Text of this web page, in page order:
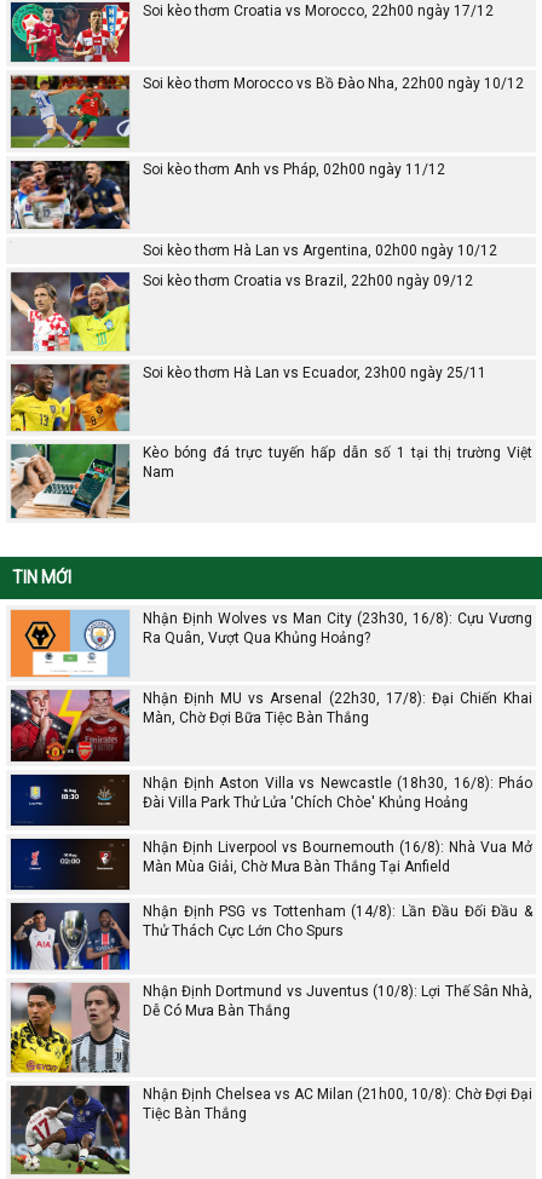
Soi kèo thơm Croatia vs Morocco, 22h00 ngày 17/12
Soi kèo thơm Morocco vs Bồ Đào Nha, 22h00 ngày 10/12
Soi kèo thơm Anh vs Pháp, 02h00 ngày 11/12
Soi kèo thơm Hà Lan vs Argentina, 02h00 ngày 10/12
Soi kèo thơm Croatia vs Brazil, 22h00 ngày 09/12
Soi kèo thơm Hà Lan vs Ecuador, 23h00 ngày 25/11
Kèo bóng đá trực tuyến hấp dẫn số 1 tại thị trường Việt
Nam
TIN MỚI
Nhận Định Wolves vs Man City (23h30, 16/8): Cựu Vương
Ra Quân, Vượt Qua Khủng Hoảng?
Nhận Định MU vs Arsenal (22h30, 17/8): Đại Chiến Khai
Màn, Chờ Đợi Bữa Tiệc Bàn Thắng
Nhận Định Aston Villa vs Newcastle (18h30, 16/8): Pháo
Đài Villa Park Thử Lửa 'Chích Chòe' Khủng Hoảng
Nhận Định Liverpool vs Bournemouth (16/8): Nhà Vua Mở
Màn Mùa Giải, Chờ Mưa Bàn Thắng Tại Anfield
Nhận Định PSG vs Tottenham (14/8): Lần Đầu Đối Đầu &
Thử Thách Cực Lớn Cho Spurs
Nhận Định Dortmund vs Juventus (10/8): Lợi Thế Sân Nhà,
Dễ Có Mưa Bàn Thắng
Nhận Định Chelsea vs AC Milan (21h00, 10/8): Chờ Đợi Đại
Tiệc Bàn Thắng